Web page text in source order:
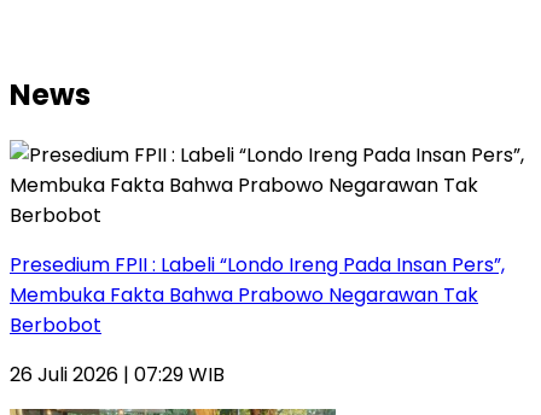
News
Presedium FPII : Labeli “Londo Ireng Pada Insan Pers”,
Membuka Fakta Bahwa Prabowo Negarawan Tak
Berbobot
26 Juli 2026 | 07:29 WIB